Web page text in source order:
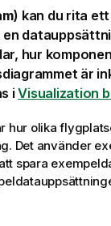
) kan du rita
hur
är
iVisualization
hur olika
Det använder
spara